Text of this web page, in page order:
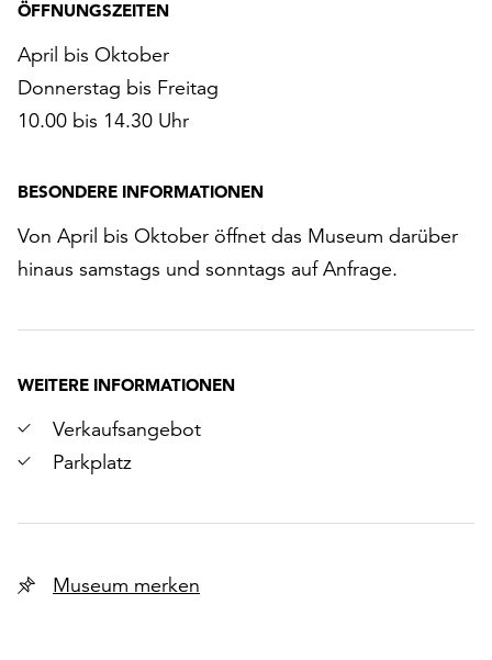
ÖFFNUNGSZEITEN
April bis Oktober
Donnerstag bis Freitag
10.00 bis 14.30 Uhr
BESONDERE INFORMATIONEN
Von April bis Oktober öffnet das Museum darüber
hinaus samstags und sonntags auf Anfrage.
WEITERE INFORMATIONEN
Verkaufsangebot
Parkplatz
Museum merken